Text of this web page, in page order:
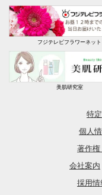
フジテレビフラワーネット
美肌研究室
特
個人
著作権
会社案内
採用情